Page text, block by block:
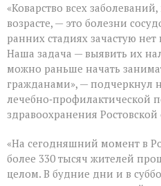
«Коварство всех
возрасте, — это болезни
ранних стадиях зачастую
Наша задача — выявить их
можно раньше начать
гражданами», — подчеркнул
лечебно‑профилактической
здравоохранения
«На сегодняшний момент в
более 330 тысяч жителей
целом. В будние дни и в